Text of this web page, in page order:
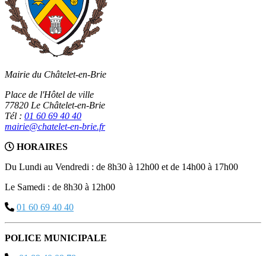
Mairie du Châtelet-en-Brie
Place de l'Hôtel de ville
77820 Le Châtelet-en-Brie
Tél : 01 60 69 40 40
mairie@chatelet-en-brie.fr
HORAIRES
Du Lundi au Vendredi : de 8h30 à 12h00 et de 14h00 à 17h00
Le Samedi : de 8h30 à 12h00
01 60 69 40 40
POLICE MUNICIPALE